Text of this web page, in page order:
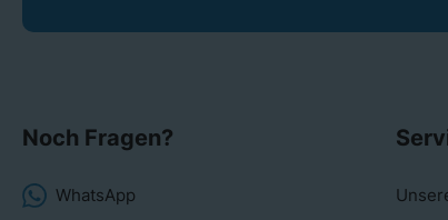
Noch Fragen?
WhatsApp